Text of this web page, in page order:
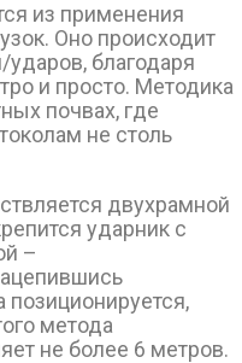
из применения
Оно происходит
благодаря
и просто. Методика
почвах, где
не столь
двухрамной
ударник с
–
метода
не более 6 метров.